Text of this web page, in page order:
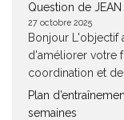
Question de JEAN
27 octobre 2025
Bonjour L'objectif
d'améliorer votre
coordination et de
Plan
semaines